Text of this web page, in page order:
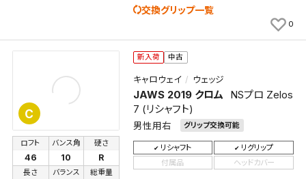
交換グリップ一覧
0
C
新入荷 中古
キャロウェイ ウェッジ
JAWS 2019 クロム
NSプロ Zelos
7 (リシャフト)
男性用右 グリップ交換可能
ロフト
46
バンス角
10
硬さ
R
長さ バランス 総重量
リシャフト
リグリップ
付属品
ヘッドカバー